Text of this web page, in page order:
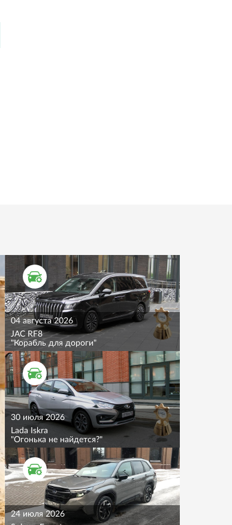
ТЕСТ ДРАЙВ
04 августа 2026
JAC RF8
"Корабль для дороги"
ТЕСТ ДРАЙВ
30 июля 2026
Lada Iskra
"Огонька не найдется?"
ТЕСТ ДРАЙВ
24 июля 2026